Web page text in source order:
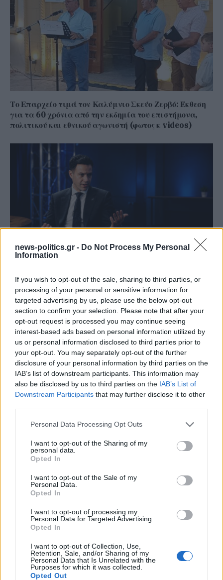
news-politics.gr - Do Not Process My Personal
Information
If you wish to opt-out of the sale, sharing to third parties, or
processing of your personal or sensitive information for
targeted advertising by us, please use the below opt-out
section to confirm your selection. Please note that after your
opt-out request is processed you may continue seeing
interest-based ads based on personal information utilized by
us or personal information disclosed to third parties prior to
your opt-out. You may separately opt-out of the further
disclosure of your personal information by third parties on the
IAB’s list of downstream participants. This information may
also be disclosed by us to third parties on the IAB’s List of
Downstream Participants that may further disclose it to other
Personal Data Processing Opt Outs
I want to opt-out of the Sharing of my
personal data.
Opted In
I want to opt-out of the Sale of my
Personal Data.
Opted In
I want to opt-out of processing my
Personal Data for Targeted Advertising.
Opted In
I want to opt-out of Collection, Use,
Retention, Sale, and/or Sharing of my
Personal Data that Is Unrelated with the
Purposes for which it was collected.
Opted Out
Το Επαρχείο τιμά τον Καλύμνιο Σκεύο Ζερβό: Έκθεση
για τα 60 χρόνια από την εκδημία του επιστήμονα,
πολιτικού και εθνικού αγωνιστή (φωτος κ videos)
τουρισμός άντεξε τις διεθνείς κρίσεις, αλλά
χρειάζονται γενναίες αλλαγές για να παραμείνει
ανταγωνιστικός» (ηχητικό)
Φεύγει ο ένας μετά τον άλλον: Μπαράζ αποχωρήσεων
από το κόμμα Καρυστιανού – Εκτός η Κατερίνα